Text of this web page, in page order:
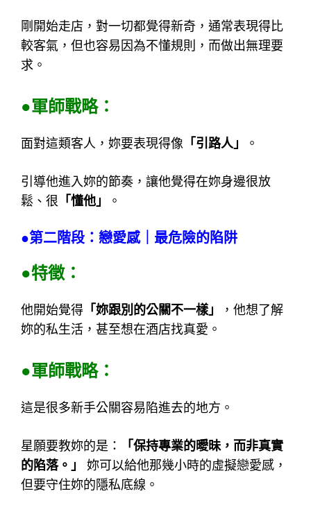
剛開始走店，對一切都覺得新奇，通常表現得比
較客氣，但也容易因為不懂規則，而做出無理要
求。
●軍師戰略：
面對這類客人，妳要表現得像 「引路人」 。
引導他進入妳的節奏，讓他覺得在妳身邊很放
鬆、很 「懂他」 。
●第二階段：戀愛感｜最危險的陷阱
●特徵：
他開始覺得 「妳跟別的公關不一樣」
，他想了解
妳的私生活，甚至想在酒店找真愛。
●軍師戰略：
這是很多新手公關容易陷進去的地方。
星願要教妳的是：
「保持專業的曖昧，而非真實
的陷落。」
妳可以給他那幾小時的虛擬戀愛感，
但要守住妳的隱私底線。